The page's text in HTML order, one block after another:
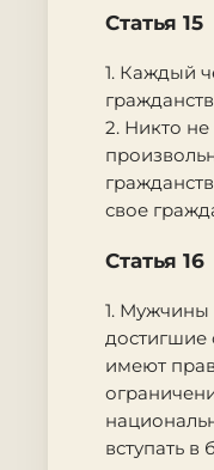
Статья 15
1. Каждый
2. Никто
свое
Статья 16
1.
достигшие
имеют
вступать в